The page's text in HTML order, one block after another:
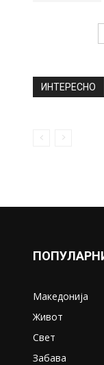
ИНТЕРЕСНО
Македонија
Живот
Свет
Забава